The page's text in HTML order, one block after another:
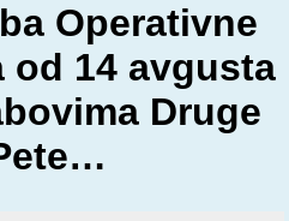
Operativne
14 avgusta
Druge